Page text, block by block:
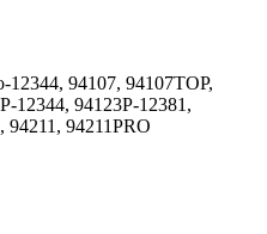
94107, 94107TOP,
12344, 94123P-12381,
94211PRO